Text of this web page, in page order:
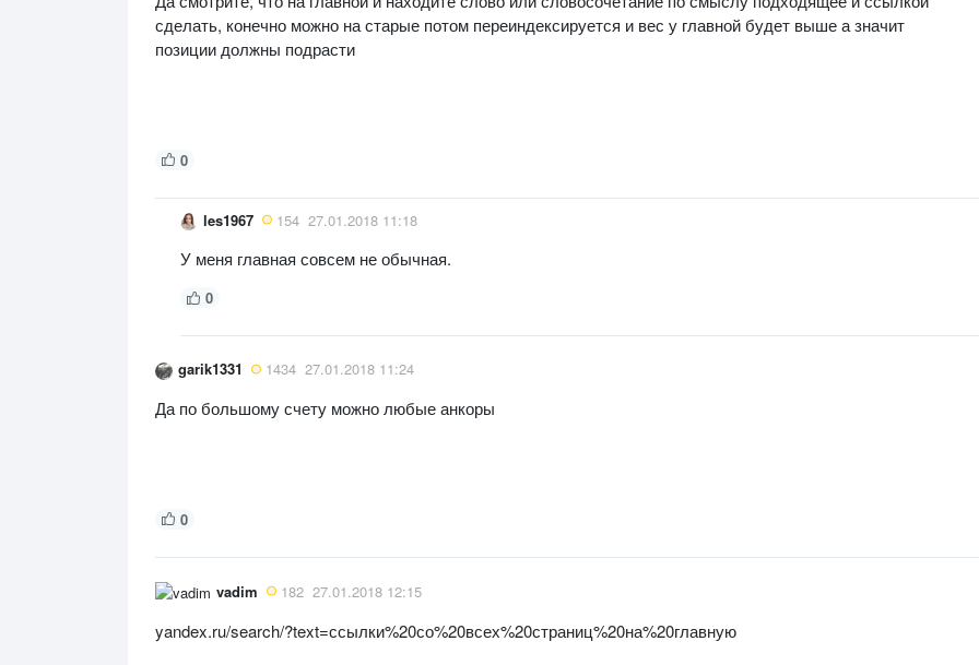
сделать, конечно можно на старые потом переиндексируется и вес у главной будет выше а значит
позиции должны подрасти
0
les1967 154 27.01.2018 11:18
У меня главная совсем не обычная.
0
garik1331 1434 27.01.2018 11:24
Да по большому счету можно любые анкоры
0
vadim 182 27.01.2018 12:15
yandex.ru/search/?text=ссылки%20со%20всех%20страниц%20на%20главную